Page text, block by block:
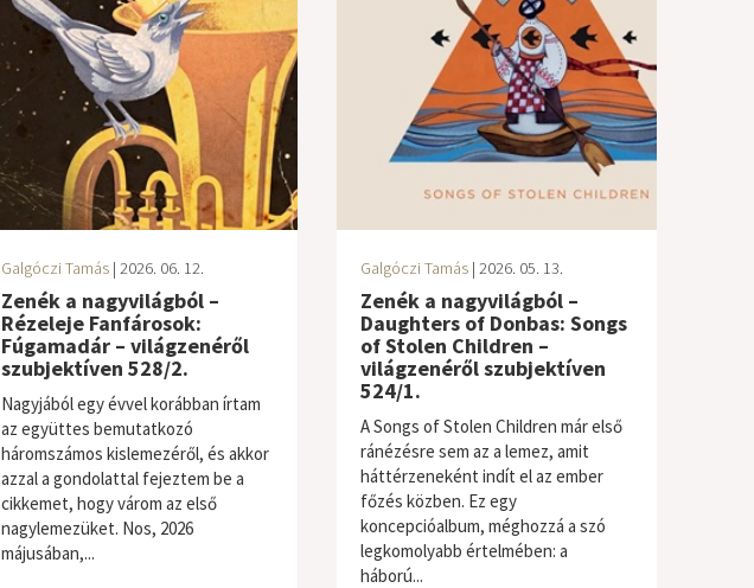
Galgóczi Tamás| 2026. 06. 12.
Zenék a nagyvilágból –
Rézeleje Fanfárosok:
Fúgamadár – világzenéről
szubjektíven 528/2.
Nagyjából egy évvel korábban írtam
az együttes bemutatkozó
háromszámos kislemezéről, és akkor
azzal a gondolattal fejeztem be a
cikkemet, hogy várom az első
nagylemezüket. Nos, 2026
májusában,...
világzene / folk
Galgóczi Tamás| 2026. 05. 13.
Zenék a nagyvilágból –
Daughters of Donbas: Songs
of Stolen Children –
világzenéről szubjektíven
524/1.
A Songs of Stolen Children már első
ránézésre sem az a lemez, amit
háttérzeneként indít el az ember
főzés közben. Ez egy
koncepcióalbum, méghozzá a szó
legkomolyabb értelmében: a
háború...
világzene / folk